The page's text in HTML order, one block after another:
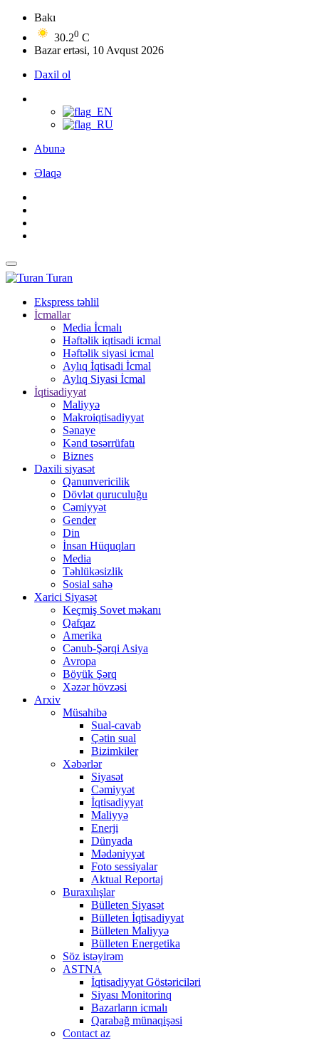
Bakı
30.20 C
Bazar ertəsi, 10 Avqust 2026
Daxil ol
Abunə
Əlaqə
Turan
Ekspress təhlil
İcmallar
Media İcmalı
Həftəlik iqtisadi icmal
Həftəlik siyasi icmal
Aylıq İqtisadi İcmal
Aylıq Siyasi İcmal
İqtisadiyyat
Maliyyə
Makroiqtisadiyyat
Sənaye
Kənd təsərrüfatı
Biznes
Daxili siyasət
Qanunvericilik
Dövlət quruculuğu
Cəmiyyət
Gender
Din
İnsan Hüquqları
Media
Təhlükəsizlik
Sosial sahə
Xarici Siyasət
Keçmiş Sovet məkanı
Qafqaz
Amerika
Cənub-Şərqi Asiya
Avropa
Böyük Şərq
Xəzər hövzəsi
Arxiv
Müsahibə
Sual-cavab
Çətin sual
Bizimkiler
Xəbərlər
Siyasət
Cəmiyyət
İqtisadiyyat
Maliyyə
Enerji
Dünyada
Mədəniyyət
Foto sessiyalar
Aktual Reportaj
Buraxılışlar
Bülleten Siyasət
Bülleten İqtisadiyyat
Bülleten Maliyyə
Bülleten Energetika
Söz istəyirəm
ASTNA
İqtisadiyyat Göstəriciləri
Siyası Monitorinq
Bazarların icmalı
Qarabağ münaqişəsi
Contact az